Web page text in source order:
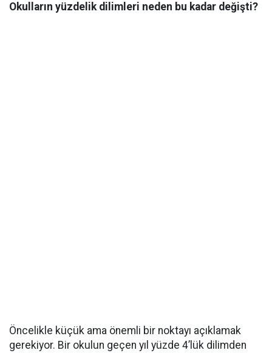
Okulların yüzdelik dilimleri neden bu kadar değişti?
Öncelikle küçük ama önemli bir noktayı açıklamak
gerekiyor. Bir okulun geçen yıl yüzde 4’lük dilimden